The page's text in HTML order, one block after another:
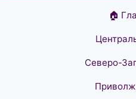
🏠
Северо-